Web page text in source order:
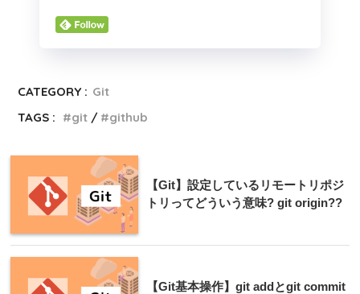
CATEGORY : Git
TAGS :
git github
【Git】設定しているリモートリポジ
トリってどういう意味? git origin??
【Git基本操作】git addとgit commit